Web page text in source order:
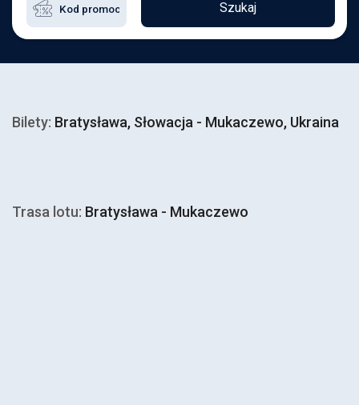
Szukaj
Bilety: Bratysława, Słowacja - Mukaczewo, Ukraina
Trasa lotu: Bratysława - Mukaczewo